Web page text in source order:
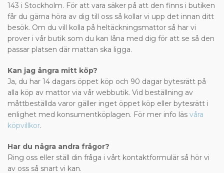
143 i Stockholm. För att vara säker på att den finns i butiken
får du gärna höra av dig till oss så kollar vi upp det innan ditt
besök. Om du vill kolla på heltäckningsmattor så har vi
prover i vår butik som du kan låna med dig för att se så den
passar platsen där mattan ska ligga.
Kan jag ångra mitt köp?
Ja, du har 14 dagars öppet köp och 90 dagar bytesrätt på
alla köp av mattor via vår webbutik. Vid beställning av
måttbeställda varor gäller inget öppet köp eller bytesrätt i
enlighet med konsumentköplagen. För mer info läs våra
köpvillkor.
Har du några andra frågor?
Ring oss eller ställ din fråga i vårt kontaktformulär så hör vi
av oss så snart vi kan.